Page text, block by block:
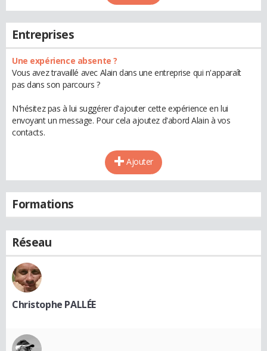
Entreprises
Une expérience absente ?
Vous avez travaillé avec Alain dans une entreprise qui n'apparaît
pas dans son parcours ?
N'hésitez pas à lui suggérer d'ajouter cette expérience en lui
envoyant un message. Pour cela ajoutez d'abord Alain à vos
contacts.
Ajouter
Formations
Réseau
Christophe PALLÉE